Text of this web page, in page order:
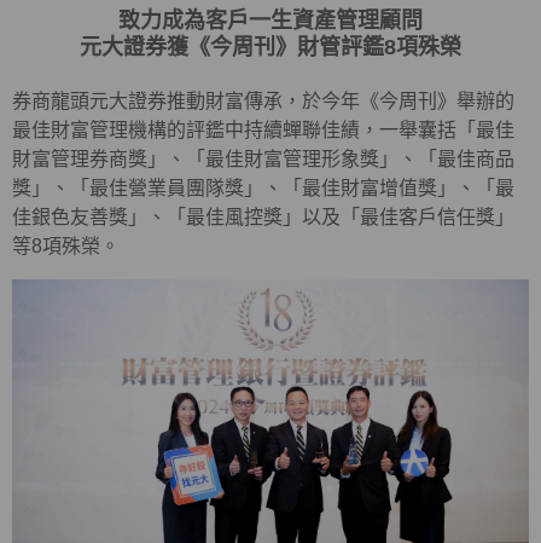
致力成為客戶一生資產管理顧問
元大證券獲《今周刊》財管評鑑8項殊榮
券商龍頭元大證券推動財富傳承，於今年《今周刊》舉辦的
最佳財富管理機構的評鑑中持續蟬聯佳績，一舉囊括「最佳
財富管理券商獎」、「最佳財富管理形象獎」、「最佳商品
獎」、「最佳營業員團隊獎」、「最佳財富增值獎」、「最
佳銀色友善獎」、「最佳風控獎」以及「最佳客戶信任獎」
等8項殊榮。